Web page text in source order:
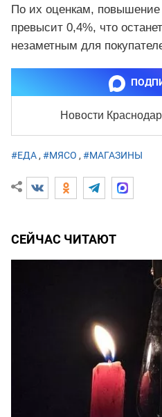
По их оценкам,
превысит 0,4%, что
незаметным для
Новости
#ЕДА, #МЯСО , #МАГАЗИНЫ
СЕЙЧАС ЧИТАЮТ